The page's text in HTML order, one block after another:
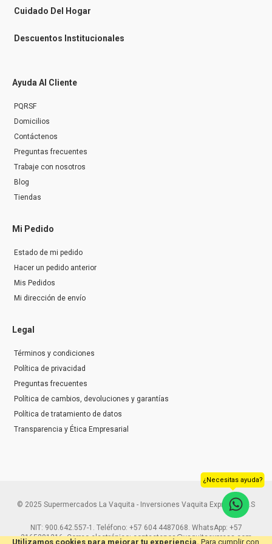
Utilizamos cookies para mejorar tu experiencia. Para cumplir con
r
Cuidado Del Hogar
Descuentos Institucionales
Ayuda Al Cliente
PQRSF
Domicilios
Contáctenos
Preguntas frecuentes
Trabaje con nosotros
Blog
Tiendas
Mi Pedido
Estado de mi pedido
Hacer un pedido anterior
Mis Pedidos
Mi dirección de envío
Legal
Términos y condiciones
Política de privacidad
Preguntas frecuentes
Política de cambios, devoluciones y garantías
Política de tratamiento de datos
Transparencia y Ética Empresarial
© 2025 Supermercados La Vaquita - Inversiones Vaquita Express S.A.S
NIT: 900.642.557-1. Teléfono: +57 604 4487068. WhatsApp: +57
3165291216. Correo electrónico: contactenos@vaquitaexpress.com
¿Necesitas ayuda?